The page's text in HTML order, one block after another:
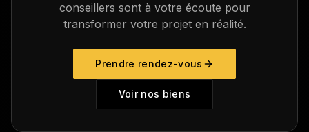
conseillers sont à votre écoute pour
transformer votre projet en réalité.
Prendre rendez-vous
Voir nos biens